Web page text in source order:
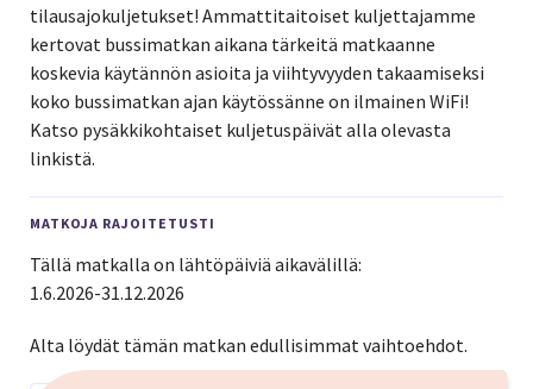
tilausajokuljetukset! Ammattitaitoiset kuljettajamme
kertovat bussimatkan aikana tärkeitä matkaanne
koskevia käytännön asioita ja viihtyvyyden takaamiseksi
koko bussimatkan ajan käytössänne on ilmainen WiFi!
Katso pysäkkikohtaiset kuljetuspäivät alla olevasta
linkistä.
MATKOJA RAJOITETUSTI
Tällä matkalla on lähtöpäiviä aikavälillä:
1.6.2026-31.12.2026
Alta löydät tämän matkan edullisimmat vaihtoehdot.